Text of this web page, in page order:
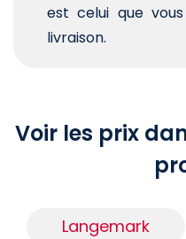
est celui que
livraison.
Voir les prix
Langemark